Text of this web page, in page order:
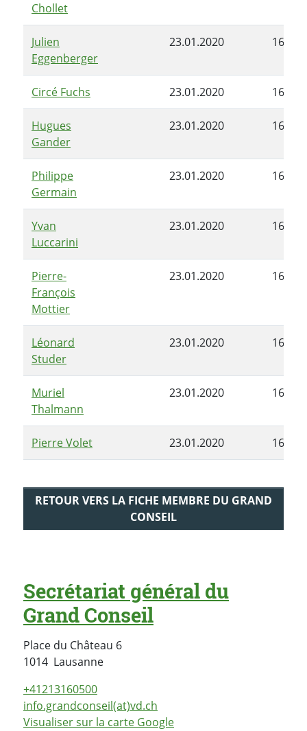
Chollet
Julien
Eggenberger
23.01.2020
Circé Fuchs 23.01.2020
Hugues
Gander
23.01.2020
Philippe
Germain
23.01.2020
Yvan
Luccarini
23.01.2020
Pierre-
François
Mottier
23.01.2020
Léonard
Studer
23.01.2020
Muriel
Thalmann
23.01.2020
Pierre Volet 23.01.2020
RETOUR VERS LA FICHE MEMBRE DU GRAND
CONSEIL
Secrétariat général du
Grand Conseil
Place du Château 6
1014 LausanneSuisse
+41213160500
info.grandconseil(at)vd.ch
Visualiser sur la carte Google